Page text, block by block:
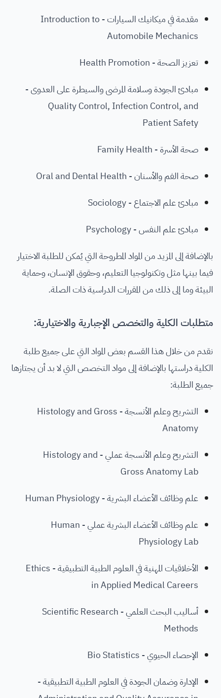
مقدمة في ميكانيك السيارات - Introduction to
Automobile Mechanics
تعزيز الصحة - Health Promotion
مبادئ الجودة وسلامة المرضى والسيطرة على العدوى -
Quality Control, Infection Control, and
Patient Safety
صحة الأسرة - Family Health
صحة الفم والأسنان - Oral and Dental Health
مبادئ علم الاجتماع - Sociology
مبادئ علم النفس - Psychology
بالإضافة إلى المزيد من المواد المطروحة التي يُمكن للطلبة الاختيار
فيما بينها مثل وتكنولوجيا التعليم، وحقوق الإنسان، وحماية
البيئة وما إلى ذلك من المقررات الدراسية ذات الصلة.
متطلبات الكلية والتخصص الإجبارية والاختيارية:
نقدم من خلال هذا القسم بعض المواد التي على جميع طلبة
الكلية دراستها بالإضافة إلى مواد التخصص التي لا بد أن يجتازها
جميع الطلبة:
التشريح وعلم الأنسجة - Histology and Gross
Anatomy
التشريح وعلم الأنسجة عملي - Histology and
Gross Anatomy Lab
علم وظائف الأعضاء البشرية - Human Physiology
علم وظائف الأعضاء البشرية عملي - Human
Physiology Lab
الأخلاقيات المهنية في العلوم الطبية التطبيقية - Ethics
in Applied Medical Careers
أساليب البحث العلمي - Scientific Research
Methods
الإحصاء الحيوي - Bio Statistics
الإدارة وضمان الجودة في العلوم الطبية التطبيقية -